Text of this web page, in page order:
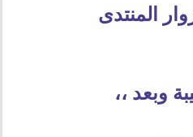
المنتدى
وبعد ،،